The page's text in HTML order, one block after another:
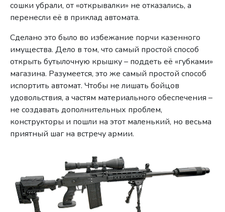
сошки убрали, от «открывалки» не отказались, а
перенесли её в приклад автомата.
Сделано это было во избежание порчи казенного
имущества. Дело в том, что самый простой способ
открыть бутылочную крышку – поддеть её «губками»
магазина. Разумеется, это же самый простой способ
испортить автомат. Чтобы не лишать бойцов
удовольствия, а частям материального обеспечения –
не создавать дополнительных проблем,
конструкторы и пошли на этот маленький, но весьма
приятный шаг на встречу армии.